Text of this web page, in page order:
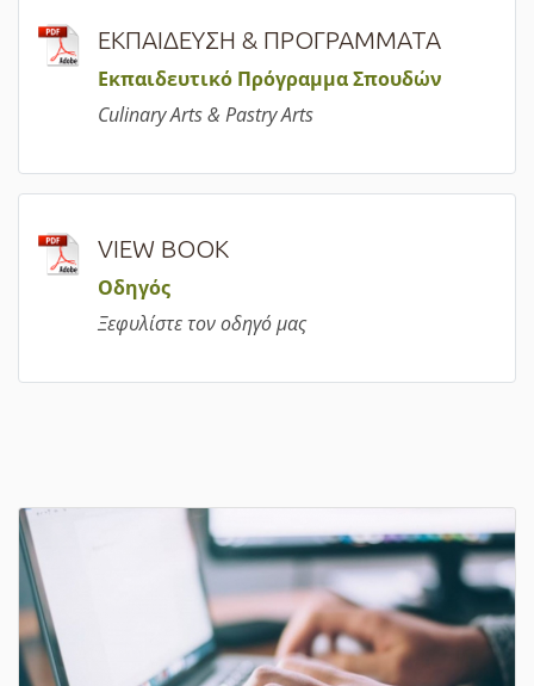
ΕΚΠΑΙΔΕΥΣΗ & ΠΡΟΓΡΑΜΜΑΤΑ
Εκπαιδευτικό Πρόγραμμα Σπουδών
Culinary Arts & Pastry Arts
VIEW BOOK
Οδηγός
Ξεφυλίστε τον οδηγό μας